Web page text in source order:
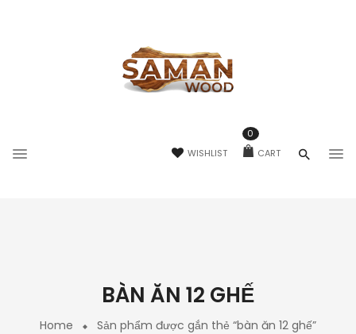
WISHLIST CART
0
BÀN ĂN 12 GHẾ
Home Sản phẩm được gắn thẻ “bàn ăn 12 ghế”